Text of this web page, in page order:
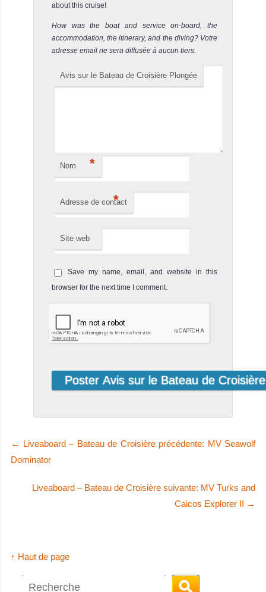
lecteurs du Scuba Diving Magazine.
St-Kitts
Nevis
sites sont très
accessibles. En
des plus beaux
sites de plongée
des rives, donc
bateau. De plus,
même en cas
souvent
MV Avalon II Avis
sur le Bateau de
Croisière
Plongée
MV
Explorer
Le MV Turks &
II est
Avis sur le Bateau
Aggressor II
MV Turks and Caicos Aggressor II Avis sur le Bateau de
about this cruise!
How was the boat and service on-board, the
accommodation, the itinerary, and the diving? Votre
adresse email ne sera diffusée à aucun tiers.
Avis sur le Bateau de Croisière Plongée
Nom *
Adresse de contact
*
Site web
Save my name, email, and website in this
browser for the next time I comment.
← Liveaboard – Bateau de Croisière précédente: MV Seawolf
Dominator
Liveaboard – Bateau de Croisière suivante: MV Turks and
Caicos Explorer II →
↑ Haut de page